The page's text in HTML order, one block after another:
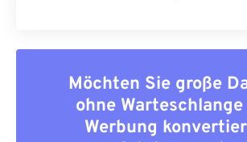
Möchten Sie große
ohne
Werbung